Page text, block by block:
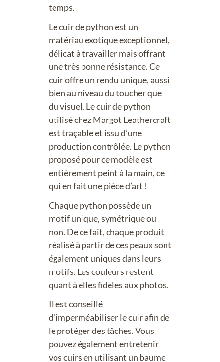
temps.
Le cuir de python est un
matériau exotique exceptionnel,
délicat à travailler mais offrant
une très bonne résistance. Ce
cuir offre un rendu unique, aussi
bien au niveau du toucher que
du visuel. Le cuir de python
utilisé chez Margot Leathercraft
est traçable et issu d’une
production contrôlée. Le python
proposé pour ce modèle est
entièrement peint à la main, ce
qui en fait une pièce d’art !
Chaque python possède un
motif unique, symétrique ou
non. De ce fait, chaque produit
réalisé à partir de ces peaux sont
également uniques dans leurs
motifs. Les couleurs restent
quant à elles fidèles aux photos.
Il est conseillé
d’imperméabiliser le cuir afin de
le protéger des tâches. Vous
pouvez également entretenir
vos cuirs en utilisant un baume